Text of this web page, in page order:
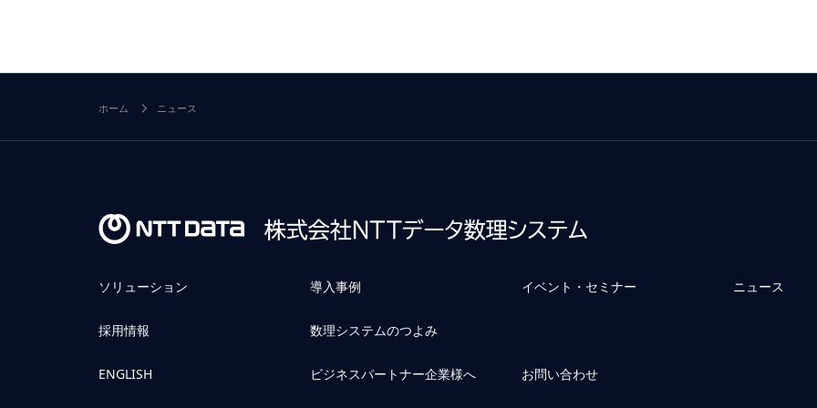
ホーム ニュース
ソリューション 導入事例 イベント・セミナー ニュース
採用情報 数理システムのつよみ
ENGLISH ビジネスパートナー企業様へ お問い合わせ